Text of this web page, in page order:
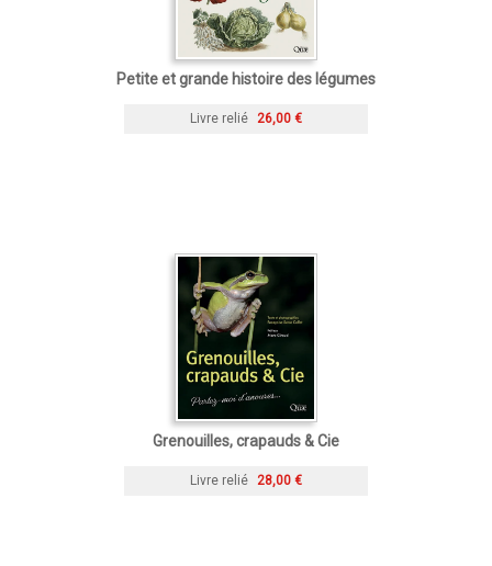
Petite et grande histoire des légumes
Livre relié 26,00 €
Grenouilles, crapauds & Cie
Livre relié 28,00 €